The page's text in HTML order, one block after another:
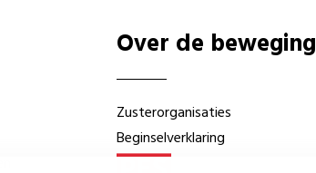
Over de beweging
Zusterorganisaties
Beginselverklaring